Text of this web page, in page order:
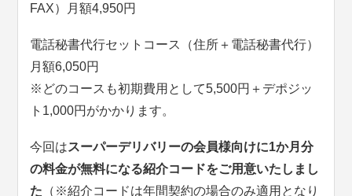
FAX）月額4,950円
電話秘書代行セットコース（住所＋電話秘書代行）
月額6,050円
※どのコースも初期費用として5,500円＋デポジッ
ト1,000円がかかります。
今回はスーパーデリバリーの会員様向けに1か月分
の料金が無料になる紹介コードをご用意いたしまし
た （※紹介コードは年間契約の場合のみ適用となり